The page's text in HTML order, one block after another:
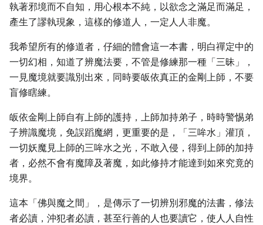
執著邪境而不自知，用心根本不純，以欲念之滿足而滿足，
產生了謬執現象，這樣的修道人，一定人人非魔。
我希望所有的修道者，仔細的體會這一本書，明白禪定中的
一切幻相，知道了辨魔法要，不管是修練那一種「三昧」，
一見魔境就要識別出來，同時要皈依真正的金剛上師，不要
盲修瞎練。
皈依金剛上師自有上師的護持，上師加持弟子，時時警惕弟
子辨識魔境，免誤蹈魔網，更重要的是，「三哞水」灌頂，
一切妖魔見上師的三哞水之光，不敢入侵，得到上師的加持
者，必然不會有魔障及著魔，如此修持才能達到如來究竟的
境界。
這本「佛與魔之間」，是傳示了一切辨別邪魔的法書，修法
者必讀，沖犯者必讀，甚至行善的人也要讀它，使人人自性